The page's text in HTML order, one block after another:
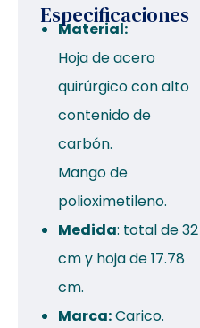
Especificaciones
Material:
Hoja de acero
quirúrgico con alto
contenido de
carbón.
Mango de
polioximetileno.
Medida: total de 32
cm y hoja de 17.78
cm.
Marca:Carico.